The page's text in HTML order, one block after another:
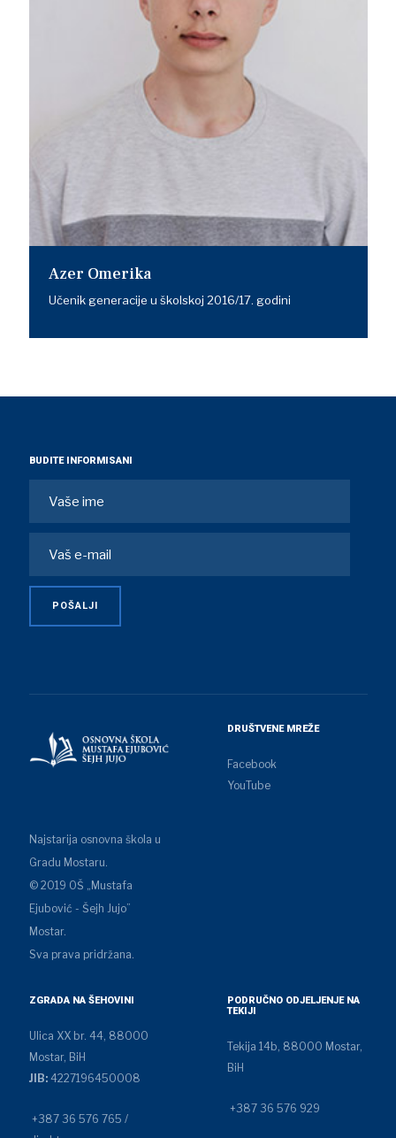
Azer Omerika
Učenik generacije u školskoj 2016/17. godini
BUDITE INFORMISANI
Najstarija osnovna škola u
Gradu Mostaru.
© 2019 OŠ „Mustafa
Ejubović - Šejh Jujo”
Mostar.
Sva prava pridržana.
DRUŠTVENE MREŽE
Facebook
YouTube
ZGRADA NA ŠEHOVINI
Ulica XX br. 44, 88000
Mostar, BiH
JIB:4227196450008
+387 36 576 765 /
PODRUČNO ODJELJENJE NA
TEKIJI
Tekija 14b, 88000 Mostar,
BiH
+387 36 576 929